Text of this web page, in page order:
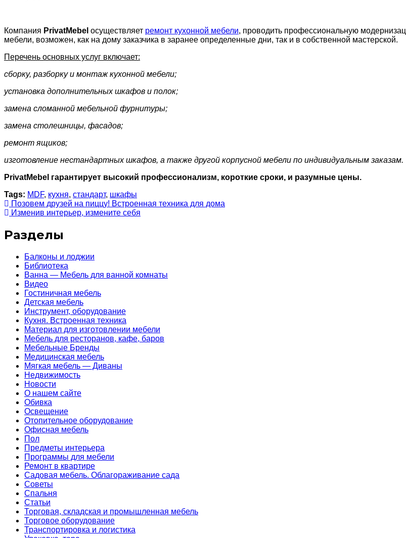
Компания PrivatMebel осуществляет ремонт кухонной мебели, проводить профессиональную
мебели, возможен, как на дому заказчика в заранее определенные дни, так и в собственной мастерской.
Перечень основных услуг включает:
сборку, разборку и монтаж кухонной мебели;
установка дополнительных шкафов и полок;
замена сломанной мебельной фурнитуры;
замена столешницы, фасадов;
ремонт ящиков;
изготовление нестандартных шкафов, а также другой корпусной мебели по индивидуальным заказам.
PrivatMebel гарантирует высокий профессионализм, короткие сроки, и разумные цены.
Tags: MDF, кухня, стандарт, шкафы
Позовем друзей на пиццу! Встроенная техника для дома
Изменив интерьер, измените себя
Разделы
Балконы и лоджии
Библиотека
Ванна — Мебель для ванной комнаты
Видео
Гостиничная мебель
Детская мебель
Инструмент, оборудование
Кухня. Встроенная техника
Материал для изготовлении мебели
Мебель для ресторанов, кафе, баров
Мебельные Бренды
Медицинская мебель
Мягкая мебель — Диваны
Недвижимость
Новости
О нашем сайте
Обивка
Освещение
Отопительное оборудование
Офисная мебель
Пол
Предметы интерьера
Программы для мебели
Ремонт в квартире
Садовая мебель. Облагораживание сада
Советы
Спальня
Статьи
Торговая, складская и промышленная мебель
Торговое оборудование
Транспортировка и логистика